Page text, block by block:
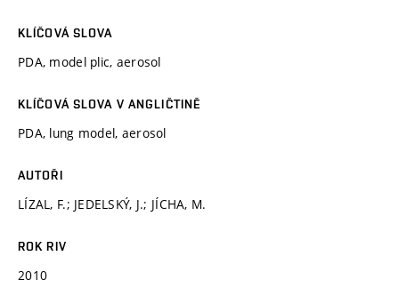
KLÍČOVÁ SLOVA
PDA, model plic, aerosol
KLÍČOVÁ SLOVA V ANGLIČTINĚ
PDA, lung model, aerosol
AUTOŘI
LÍZAL, F.; JEDELSKÝ, J.; JÍCHA, M.
ROK RIV
2010